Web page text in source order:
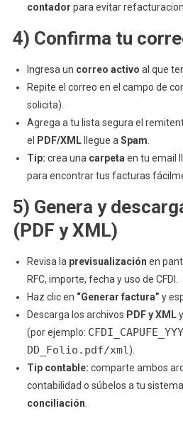
contador para evitar
4) Confirma tu
Ingresa un correo activo al que
Repite el correo en el campo de
solicita).
Agrega a tu lista segura el
el
PDF/XMLllegue a Spam
Tip: crea una carpeta en tu email
para encontrar tus facturas
5) Genera y
(PDF y XML)
Revisa la previsualización en
RFC, importe, fecha y uso de CFDI.
Haz clic en “Generar factura” y
Descarga los archivos PDF y XML
(por ejemplo:
DD_Folio.pdf/xml).
Tip contable: comparte ambos
contabilidad o súbelos a tu
conciliación